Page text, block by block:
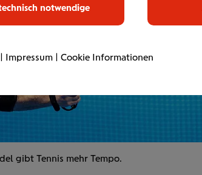
gibt Tennis mehr Tempo.
notwendige
| Impressum | Cookie Informationen